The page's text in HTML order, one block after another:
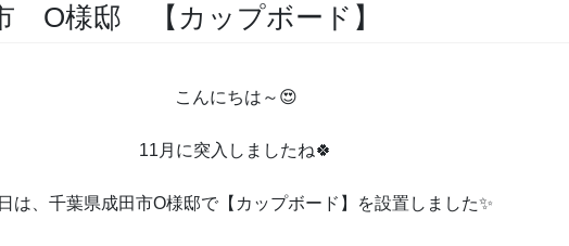
O様邸 【カップボード】
こんにちは～😍
11月に突入しましたね🍀
は、千葉県成田市O様邸で【カップボード】を設置しました✨